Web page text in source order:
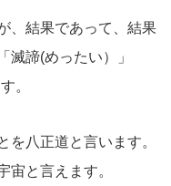
、結果であって、結果
滅諦(めったい）」
。
を八正道と言います。
宙と言えます。